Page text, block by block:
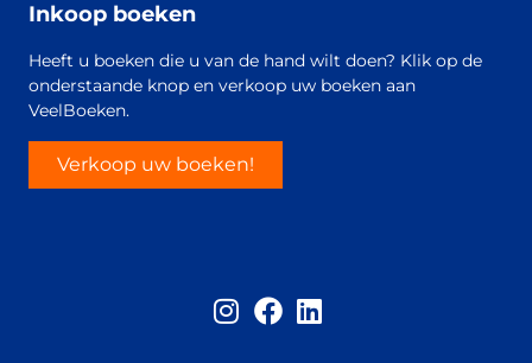
Inkoop boeken
Heeft u boeken die u van de hand wilt doen? Klik op de
onderstaande knop en verkoop uw boeken aan
VeelBoeken.
Verkoop uw boeken!